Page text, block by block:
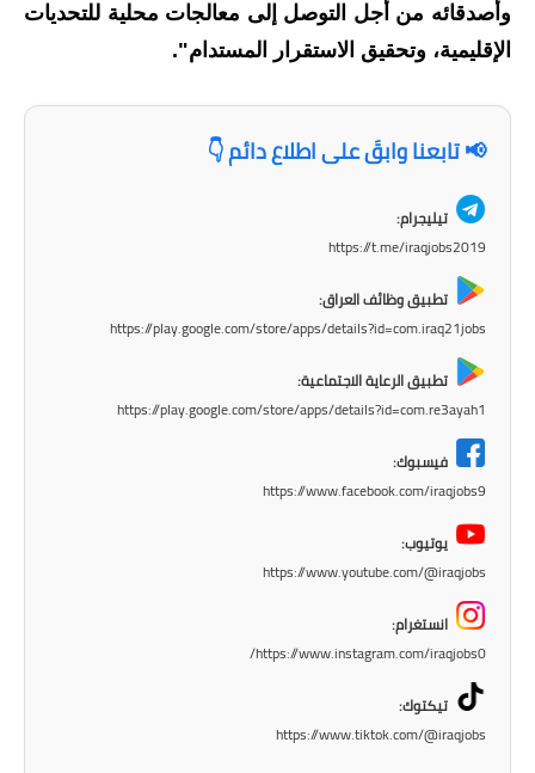
وأصدقائه من أجل التوصل إلى معالجات محلية للتحديات
الإقليمية، وتحقيق الاستقرار المستدام".
📢 تابعنا وابقَ على اطلاع دائم 👇
تيليجرام:
https://t.me/iraqjobs2019
تطبيق وظائف العراق:
https://play.google.com/store/apps/details?id=com.iraq21jobs
تطبيق الرعاية الاجتماعية:
https://play.google.com/store/apps/details?id=com.re3ayah1
فيسبوك:
https://www.facebook.com/iraqjobs9
يوتيوب:
https://www.youtube.com/@iraqjobs
انستغرام:
https://www.instagram.com/iraqjobs0/
تيكتوك:
https://www.tiktok.com/@iraqjobs